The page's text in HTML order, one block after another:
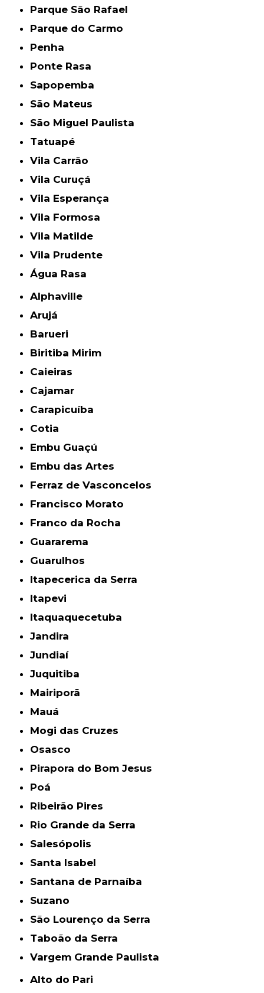
Parque São Rafael
Parque do Carmo
Penha
Ponte Rasa
Sapopemba
São Mateus
São Miguel Paulista
Tatuapé
Vila Carrão
Vila Curuçá
Vila Esperança
Vila Formosa
Vila Matilde
Vila Prudente
Água Rasa
Alphaville
Arujá
Barueri
Biritiba Mirim
Caieiras
Cajamar
Carapicuíba
Cotia
Embu Guaçú
Embu das Artes
Ferraz de Vasconcelos
Francisco Morato
Franco da Rocha
Guararema
Guarulhos
Itapecerica da Serra
Itapevi
Itaquaquecetuba
Jandira
Jundiaí
Juquitiba
Mairiporã
Mauá
Mogi das Cruzes
Osasco
Pirapora do Bom Jesus
Poá
Ribeirão Pires
Rio Grande da Serra
Salesópolis
Santa Isabel
Santana de Parnaíba
Suzano
São Lourenço da Serra
Taboão da Serra
Vargem Grande Paulista
Alto do Pari